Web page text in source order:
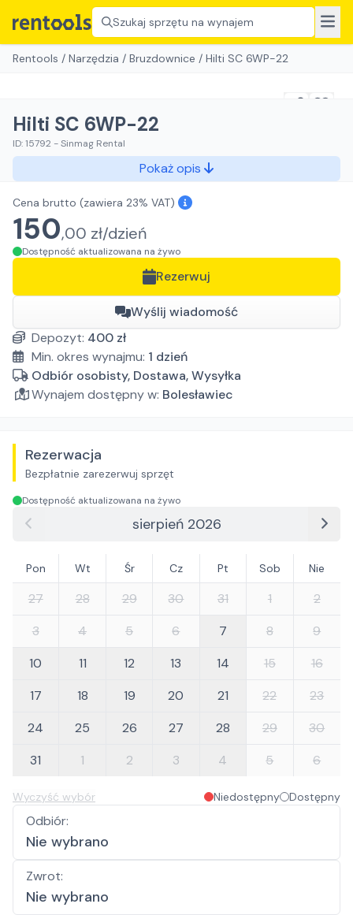
Szukaj sprzętu na wynajem
Rentools / Narzędzia / Bruzdownice / Hilti SC 6WP-22
Hilti SC 6WP-22
ID:15792 -Sinmag Rental
Pokaż opis
Cena brutto (zawiera 23% VAT)
150,00 zł/dzień
Dostępność aktualizowana na żywo
Rezerwuj
Wyślij wiadomość
Depozyt: 400 zł
Min. okres wynajmu: 1 dzień
Odbiór osobisty, Dostawa, Wysyłka
Wynajem dostępny w: Bolesławiec
Rezerwacja
Bezpłatnie zarezerwuj sprzęt
Dostępność aktualizowana na żywo
sierpień 2026
Pon Wt Śr Cz Pt Sob Nie
27 28 29 30 31 1
2
3
4 5 6 7 8
9
10
11 12 13 14 15
16
17
18 19 20 21 22
23
24
25 26 27 28 29
30
31
1 2 3 4 5 6
Wyczyść wybór Niedostępny Dostępny
Odbiór:
Nie wybrano
Zwrot:
Nie wybrano